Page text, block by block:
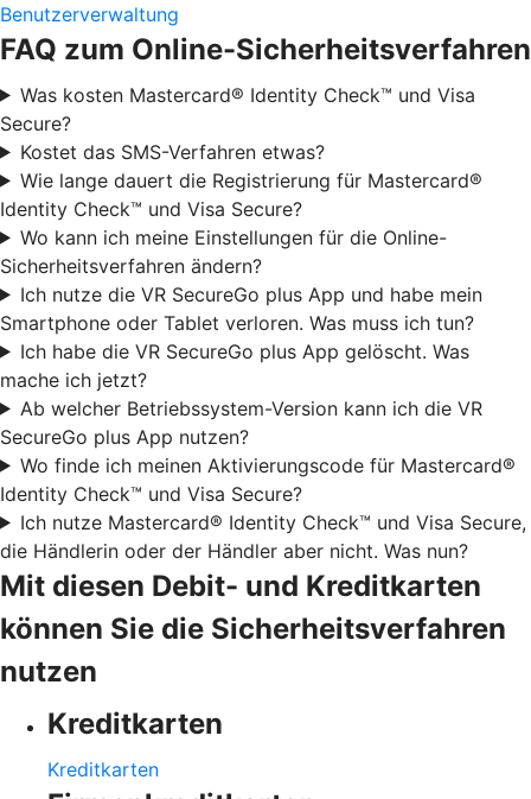
Benutzerverwaltung
FAQ zum Online-Sicherheitsverfahren
Was kosten Mastercard® Identity Check™ und Visa
Secure?
Kostet das SMS-Verfahren etwas?
Wie lange dauert die Registrierung für Mastercard®
Identity Check™ und Visa Secure?
Wo kann ich meine Einstellungen für die Online-
Sicherheitsverfahren ändern?
Ich nutze die VR SecureGo plus App und habe mein
Smartphone oder Tablet verloren. Was muss ich tun?
Ich habe die VR SecureGo plus App gelöscht. Was
mache ich jetzt?
Ab welcher Betriebssystem-Version kann ich die VR
SecureGo plus App nutzen?
Wo finde ich meinen Aktivierungscode für Mastercard®
Identity Check™ und Visa Secure?
Ich nutze Mastercard® Identity Check™ und Visa Secure,
die Händlerin oder der Händler aber nicht. Was nun?
Mit diesen Debit- und Kreditkarten
können Sie die Sicherheitsverfahren
nutzen
Kreditkarten
Kreditkarten